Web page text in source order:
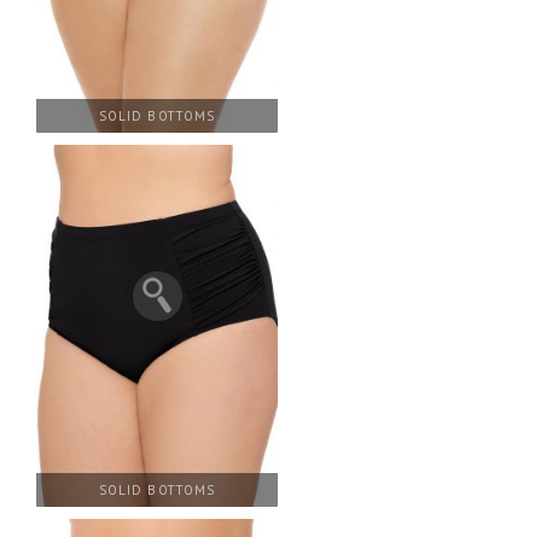
SOLID BOTTOMS
SOLID BOTTOMS